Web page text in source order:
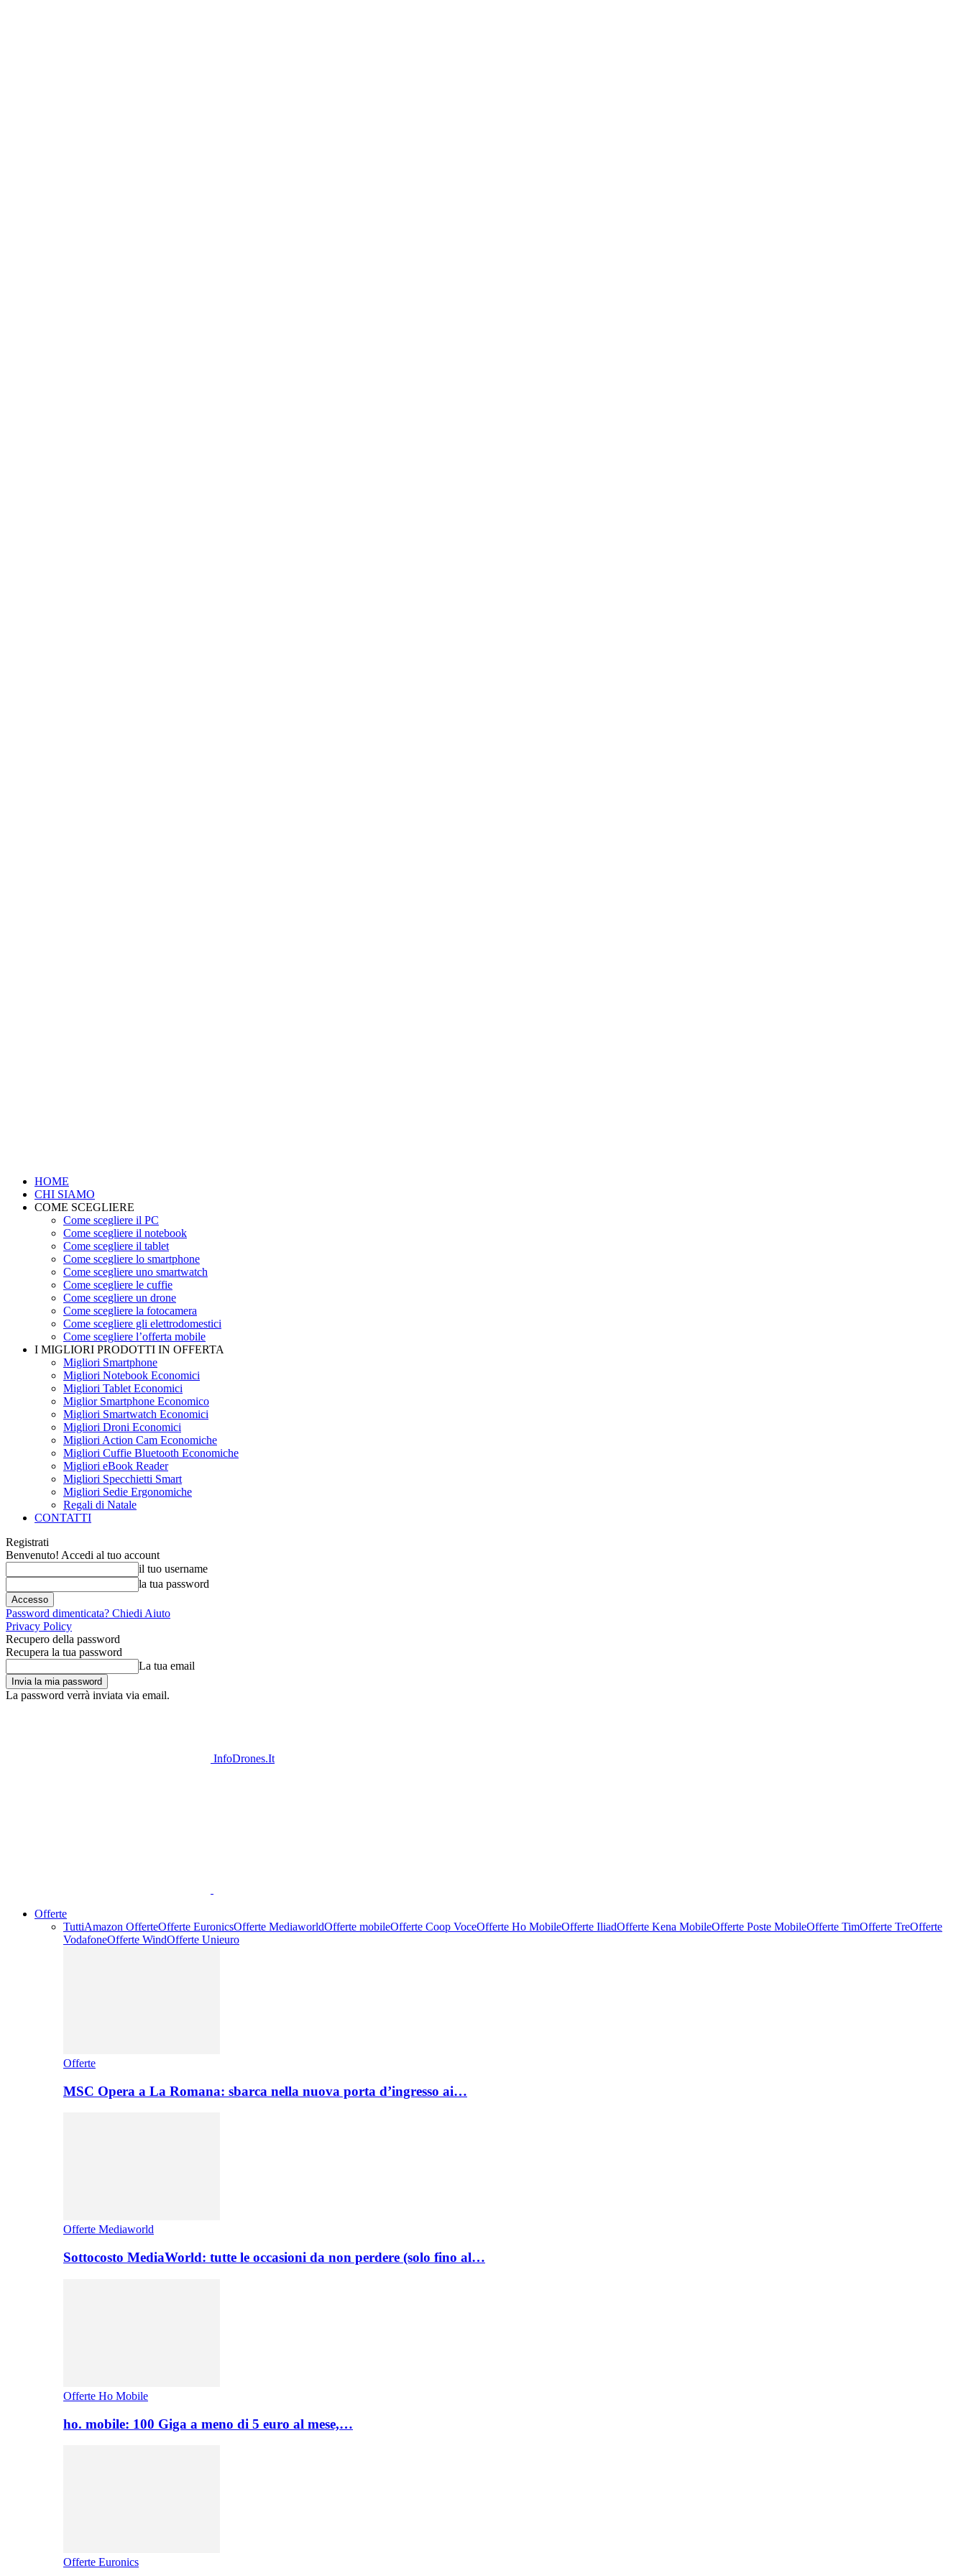
HOME
CHI SIAMO
COME SCEGLIERE
Come scegliere il PC
Come scegliere il notebook
Come scegliere il tablet
Come scegliere lo smartphone
Come scegliere uno smartwatch
Come scegliere le cuffie
Come scegliere un drone
Come scegliere la fotocamera
Come scegliere gli elettrodomestici
Come scegliere l’offerta mobile
I MIGLIORI PRODOTTI IN OFFERTA
Migliori Smartphone
Migliori Notebook Economici
Migliori Tablet Economici
Miglior Smartphone Economico
Migliori Smartwatch Economici
Migliori Droni Economici
Migliori Action Cam Economiche
Migliori Cuffie Bluetooth Economiche
Migliori eBook Reader
Migliori Specchietti Smart
Migliori Sedie Ergonomiche
Regali di Natale
CONTATTI
Registrati
Benvenuto! Accedi al tuo account
il tuo username
la tua password
Password dimenticata? Chiedi Aiuto
Privacy Policy
Recupero della password
Recupera la tua password
La tua email
La password verrà inviata via email.
InfoDrones.It
Offerte
TuttiAmazon OfferteOfferte EuronicsOfferte MediaworldOfferte mobileOfferte Coop VoceOfferte Ho MobileOfferte IliadOfferte Kena MobileOfferte Poste MobileOfferte TimOfferte TreOfferte
VodafoneOfferte WindOfferte Unieuro
Offerte
MSC Opera a La Romana: sbarca nella nuova porta d’ingresso ai…
Offerte Mediaworld
Sottocosto MediaWorld: tutte le occasioni da non perdere (solo fino al…
Offerte Ho Mobile
ho. mobile: 100 Giga a meno di 5 euro al mese,…
Offerte Euronics